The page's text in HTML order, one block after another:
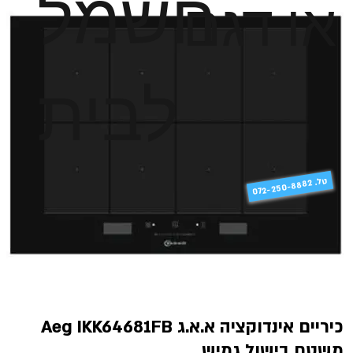
או דגם
כיריים אינדוקציה א.א.ג Aeg IKK64681FB
072-250-8882 .טל